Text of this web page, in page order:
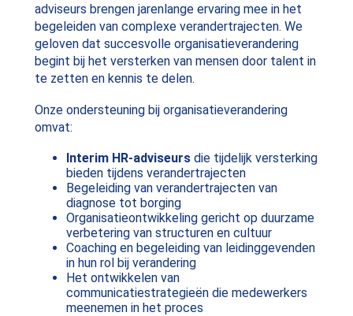
adviseurs brengen jarenlange ervaring mee in het
begeleiden van complexe verandertrajecten. We
geloven dat succesvolle organisatieverandering
begint bij het versterken van mensen door talent in
te zetten en kennis te delen.
Onze ondersteuning bij organisatieverandering
omvat:
Interim HR-adviseursdie tijdelijk versterking
bieden tijdens verandertrajecten
Begeleiding van verandertrajecten van
diagnose tot borging
Organisatieontwikkeling gericht op duurzame
verbetering van structuren en cultuur
Coaching en begeleiding van leidinggevenden
in hun rol bij verandering
Het ontwikkelen van
communicatiestrategieën die medewerkers
meenemen in het proces